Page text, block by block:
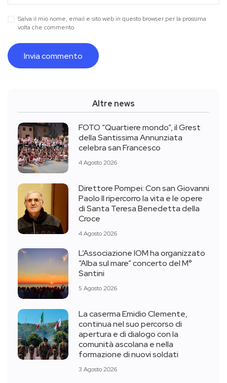
Salva il mio nome, email e sito web in questo browser per la prossima
volta che commento.
Altre news
FOTO “Quartiere mondo”, il Grest
della Santissima Annunziata
celebra san Francesco
4 Agosto 2026
Direttore Pompei: Con san Giovanni
Paolo II ripercorro la vita e le opere
di Santa Teresa Benedetta della
Croce
4 Agosto 2026
L’Associazione IOM ha organizzato
“Alba sul mare” concerto del M°
Santini
5 Agosto 2026
La caserma Emidio Clemente,
continua nel suo percorso di
apertura e di dialogo con la
comunità ascolana e nella
formazione di nuovi soldati
3 Agosto 2026